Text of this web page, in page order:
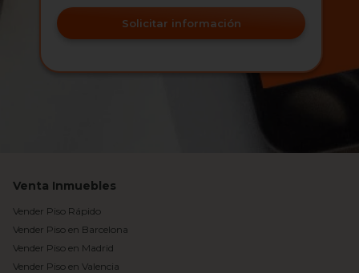
Solicitar información
Venta Inmuebles
Vender Piso Rápido
Vender Piso en Barcelona
Vender Piso en Madrid
Vender Piso en Valencia